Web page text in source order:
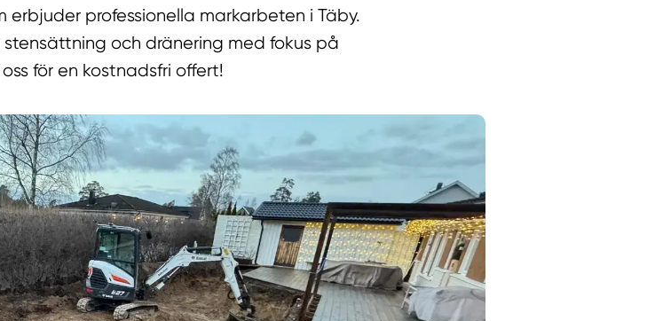
erbjuder professionella markarbeten i Täby.
och dränering med fokus på
för en kostnadsfri offert!